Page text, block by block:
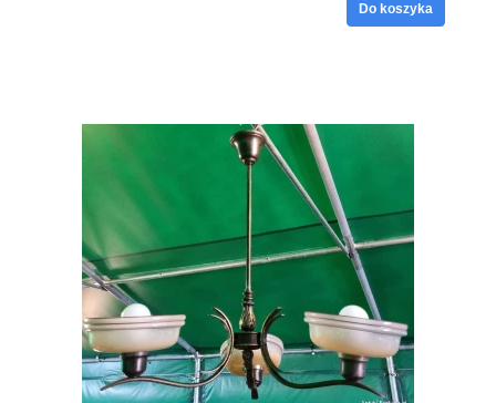
Do koszyka